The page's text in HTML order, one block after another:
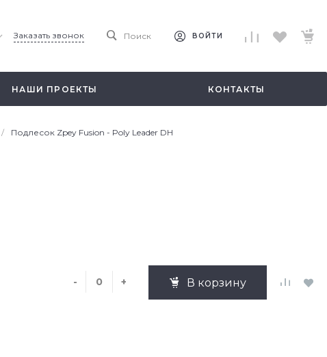
Заказать звонок Поиск ВОЙТИ
НАШИ ПРОЕКТЫ КОНТАКТЫ
/ Подлесок Zpey Fusion - Poly Leader DH
- + В корзину